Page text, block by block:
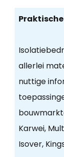
allerlei
nuttige
Karwei,
Isover,